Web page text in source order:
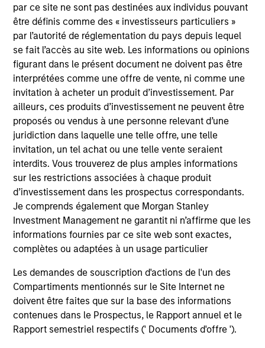
par ce site ne sont pas destinées aux individus pouvant
être définis comme des « investisseurs particuliers »
par l’autorité de réglementation du pays depuis lequel
se fait l’accès au site web. Les informations ou opinions
figurant dans le présent document ne doivent pas être
interprétées comme une offre de vente, ni comme une
invitation à acheter un produit d’investissement. Par
ailleurs, ces produits d’investissement ne peuvent être
proposés ou vendus à une personne relevant d’une
juridiction dans laquelle une telle offre, une telle
invitation, un tel achat ou une telle vente seraient
interdits. Vous trouverez de plus amples informations
sur les restrictions associées à chaque produit
d’investissement dans les prospectus correspondants.
Je comprends également que Morgan Stanley
Investment Management ne garantit ni n’affirme que les
informations fournies par ce site web sont exactes,
complètes ou adaptées à un usage particulier
Les demandes de souscription d'actions de l'un des
Compartiments mentionnés sur le Site Internet ne
doivent être faites que sur la base des informations
contenues dans le Prospectus, le Rapport annuel et le
Rapport semestriel respectifs (' Documents d'offre ').
Les informations relatives aux aspects du Fonds en lien
avec le développement durable et la synthèse des droits
des investisseurs sont disponibles sur le site Internet
susmentionné.
En outre, tous les investisseurs italiens devraient se
référer au « Formulaire de demande étendue », et tous les
investisseurs de Hong Kong devraient se reporter à la
section « Informations supplémentaires pour les
investisseurs de Hong Kong » du Prospectus. Des copies
du Prospectus, du KID ou DICI, des Statuts et des rapports
annuels et semestriels, en allemand, ainsi que des
informations complémentaires peuvent être obtenues
gratuitement auprès du représentant en Suisse. Le
représentant en Suisse est Carnegie Fund Services SA, 11,
rue du Général-Dufour, 1204 Genève. L’agent payeur en
Suisse est la Banque Cantonale de Genève, 17, quai de
l’Ile, 1204 Genève.
Si la société de gestion du Fonds concerné décide de
mettre fin à l’accord de commercialisation dans tout pays
de l’EEE où ce Fonds est enregistré à la vente, elle le fera
conformément aux règles UCITS.
Veuillez consulter notre page deGlossairepour les termes
et définitions relatifs au fonds.
Les données de performance sont calculées de VL à VL,
nettes de frais et ne tiennent pas compte des commissions,
des coûts d’émission ou de rachat des parts. La source de